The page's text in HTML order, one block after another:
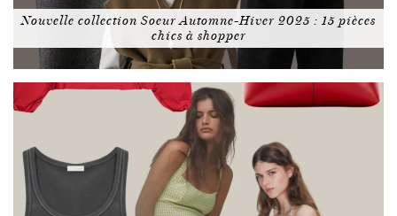
Nouvelle collection Soeur Automne-Hiver 2025 : 15 pièces
chics à shopper